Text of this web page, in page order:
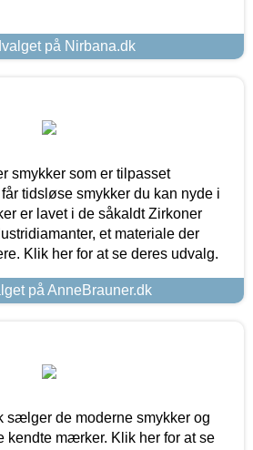
på Nirbana.dk
smykker som er tilpasset
tidsløse smykker du kan nyde i
er lavet i de såkaldt Zirkoner
et materiale der
Klik her for at se deres udvalg.
på AnneBrauner.dk
sælger de moderne smykker og
kendte mærker. Klik her for at se